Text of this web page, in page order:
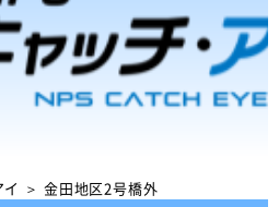
＞ 金田地区2号橋外